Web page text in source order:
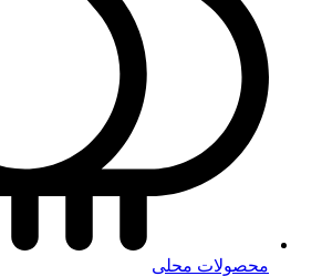
محصولات محلی